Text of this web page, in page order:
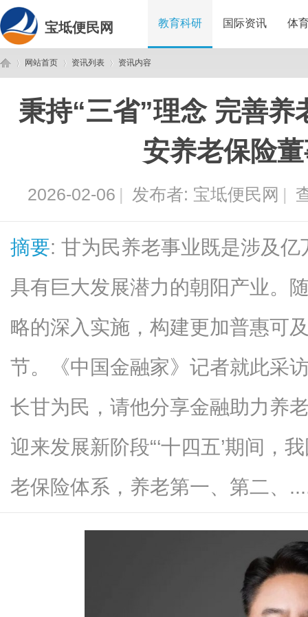
宝坻便民网 教育科研 国际资讯 体
网站首页
›
资讯列表
›
资讯内容
秉持“三省”理念 完善
安养老保险
2026-02-06 | 发布者: 宝坻便民网 |
摘要: 甘为民养老事业既是涉及
具有巨大发展潜力的朝阳产业。
略的深入实施，构建更加普惠可
节。《中国金融家》记者就此采
长甘为民，请他分享金融助力养
迎来发展新阶段“‘十四五’期间，
老保险体系，养老第一、第二、